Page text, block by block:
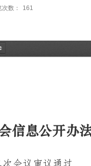
数： 161